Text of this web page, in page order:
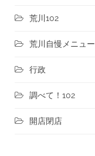
荒川102
荒川自慢メニュー
行政
調べて！102
開店閉店